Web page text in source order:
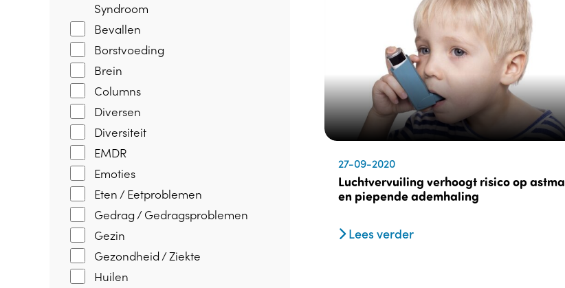
Syndroom
Bevallen
Borstvoeding
Brein
Columns
Diversen
Diversiteit
EMDR
Emoties
Eten / Eetproblemen
Gedrag / Gedragsproblemen
Gezin
Gezondheid / Ziekte
Huilen
27-09-2020
Luchtvervuiling verhoogt risico op astma
en piepende ademhaling
Lees verder